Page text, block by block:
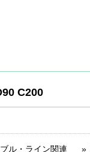
C200
ル・ライン関連